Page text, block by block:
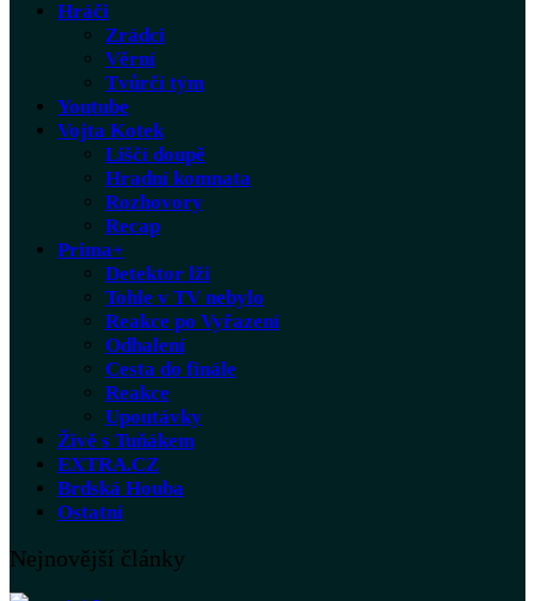
Hráči
Zrádci
Věrní
Tvůrčí tým
Youtube
Vojta Kotek
Liščí doupě
Hradní komnata
Rozhovory
Recap
Prima+
Detektor lži
Tohle v TV nebylo
Reakce po Vyřazení
Odhalení
Cesta do finále
Reakce
Upoutávky
Živě s Tuňákem
EXTRA.CZ
Brdská Houba
Ostatní
Nejnovější články